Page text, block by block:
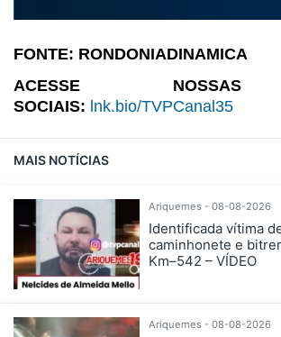
FONTE: RONDONIADINAMICA
ACESSE NOSSAS
SOCIAIS: lnk.bio/TVPCanal35
MAIS NOTÍCIAS
Ariquemes - 08-08-2026
Identificada vítima
caminhonete e
Km–542 – VÍDEO
Ariquemes - 08-08-2026